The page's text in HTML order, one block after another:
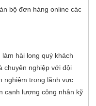
bộ đơn hàng online các
hài long quý khách
chuyên nghiệp với đội
nghiệm trong lãnh vực
cạnh lượng công nhân kỹ